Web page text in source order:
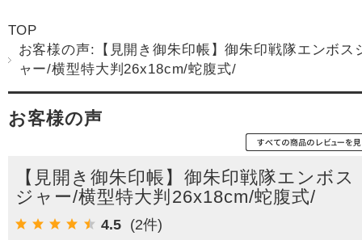
TOP
お客様の声:【見開き御朱印帳】御朱印戦隊エンボス
ャー/横型特大判26x18cm/蛇腹式/
お客様の声
【見開き御朱印帳】御朱印戦隊エンボス
ジャー/横型特大判26x18cm/蛇腹式/
4.5 (2件)